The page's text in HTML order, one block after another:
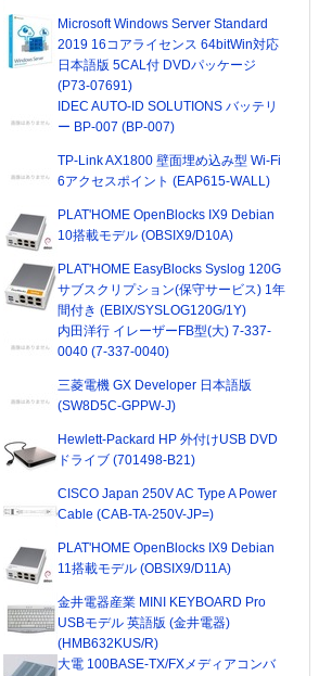
Microsoft Windows Server Standard
2019 16コアライセンス 64bitWin対応
日本語版 5CAL付 DVDパッケージ
(P73-07691)
IDEC AUTO-ID SOLUTIONS バッテリ
ー BP-007 (BP-007)
TP-Link AX1800 壁面埋め込み型 Wi-Fi
6アクセスポイント (EAP615-WALL)
PLAT'HOME OpenBlocks IX9 Debian
10搭載モデル (OBSIX9/D10A)
PLAT'HOME EasyBlocks Syslog 120G
サブスクリプション(保守サービス) 1年
間付き (EBIX/SYSLOG120G/1Y)
内田洋行 イレーザーFB型(大) 7-337-
0040 (7-337-0040)
三菱電機 GX Developer 日本語版
(SW8D5C-GPPW-J)
Hewlett-Packard HP 外付けUSB DVD
ドライブ (701498-B21)
CISCO Japan 250V AC Type A Power
Cable (CAB-TA-250V-JP=)
PLAT'HOME OpenBlocks IX9 Debian
11搭載モデル (OBSIX9/D11A)
金井電器産業 MINI KEYBOARD Pro
USBモデル 英語版 (金井電器)
(HMB632KUS/R)
大電 100BASE-TX/FXメディアコンバ